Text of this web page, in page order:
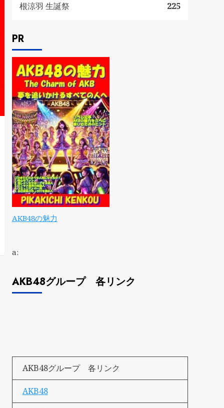
根涼羽 生誕祭 225
PR
AKB48の魅力
a:
AKB48グループ 各リンク
AKB48グループ 各リンク
AKB48